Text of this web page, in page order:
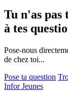
Tu n'as pas
à tes
Pose-nous
de chez toi...
Pose ta question
Infor Jeunes